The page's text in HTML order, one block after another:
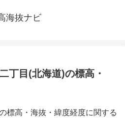
海抜ナビ
丁目(北海道)の標高・
標高・海抜・緯度経度に関する